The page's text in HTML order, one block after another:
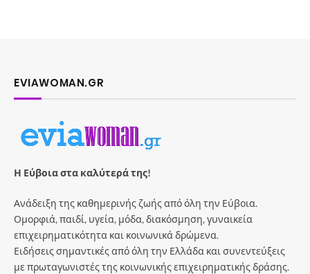
EVIAWOMAN.GR
Η Εύβοια στα καλύτερά της!
Ανάδειξη της καθημερινής ζωής από όλη την Εύβοια.
Ομορφιά, παιδί, υγεία, μόδα, διακόσμηση, γυναικεία
επιχειρηματικότητα και κοινωνικά δρώμενα.
Ειδήσεις σημαντικές από όλη την Ελλάδα και συνεντεύξεις
με πρωταγωνιστές της κοινωνικής επιχειρηματικής δράσης.